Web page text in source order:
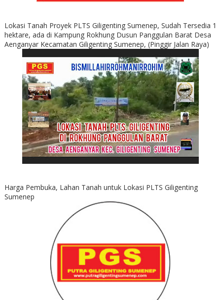
Lokasi Tanah Proyek PLTS Giligenting Sumenep, Sudah Tersedia 1
hektare, ada di Kampung Rokhung Dusun Panggulan Barat Desa
Aenganyar Kecamatan Giligenting Sumenep, (Pinggir Jalan Raya)
Harga Pembuka, Lahan Tanah untuk Lokasi PLTS Giligenting
Sumenep